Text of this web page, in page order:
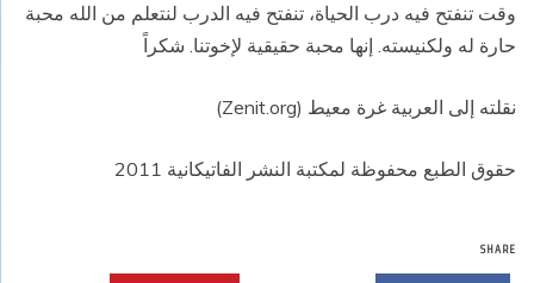
وقت تنفتح فيه درب الحياة، تنفتح فيه الدرب لنتعلم من الله محبة
حارة له ولكنيسته. إنها محبة حقيقية لإخوتنا. شكراً
نقلته إلى العربية غرة معيط (Zenit.org)
حقوق الطبع محفوظة لمكتبة النشر الفاتيكانية 2011
SHARE